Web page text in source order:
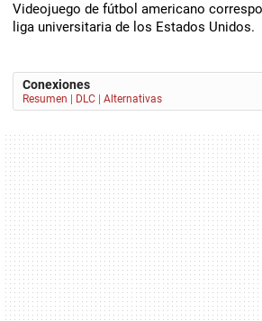
Videojuego de fútbol americano
liga universitaria de los Estados Unidos.
Conexiones
Resumen DLC Alternativas